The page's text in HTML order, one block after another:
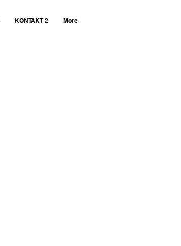
KONTAKT 2 More